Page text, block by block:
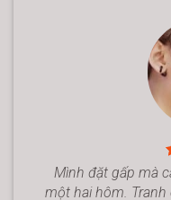
Mình đặt gấp mà
một hai hôm.